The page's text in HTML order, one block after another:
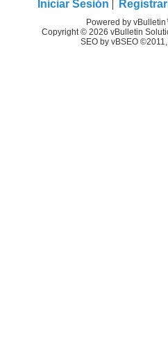
Iniciar Sesión
Powered by
Copyright © 2026 vBulletin
SEO by vBSEO